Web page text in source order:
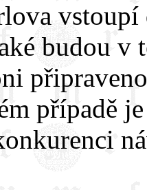
vstoupí
budou
případě